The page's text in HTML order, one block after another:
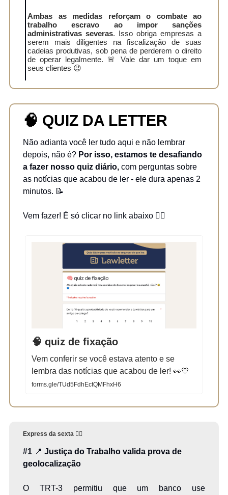
Ambas as medidas reforçam o combate ao
trabalho escravo ao impor sanções
administrativas severas. Isso obriga empresas a
serem mais diligentes na fiscalização de suas
cadeias produtivas, sob pena de perderem o direito
de operar legalmente. 🚨 Vale dar um toque em
seus clientes 😉
🧠 QUIZ DA LETTER
Não adianta você ler tudo aqui e não lembrar
depois, não é? Por isso, estamos te desafiando
a fazer nosso quiz diário, com perguntas sobre
as notícias que acabou de ler - ele dura apenas 2
minutos. 📝
Vem fazer! É só clicar no link abaixo 👇🏻
🧠 quiz de fixação
Vem conferir se você estava atento e se
lembra das notícias que acabou de ler! 👀💙
forms.gle/TUd5FdhEctQMFhxH6
Express da sexta 👇🏻
#1 📍 Justiça do Trabalho valida prova de
geolocalização
O TRT-3 permitiu que um banco use